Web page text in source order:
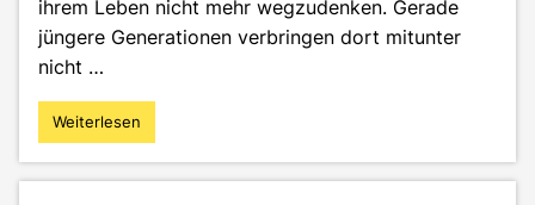
ihrem Leben nicht mehr wegzudenken. Gerade
jüngere Generationen verbringen dort mitunter
nicht …
"Vorlesung
Social
Weiterlesen